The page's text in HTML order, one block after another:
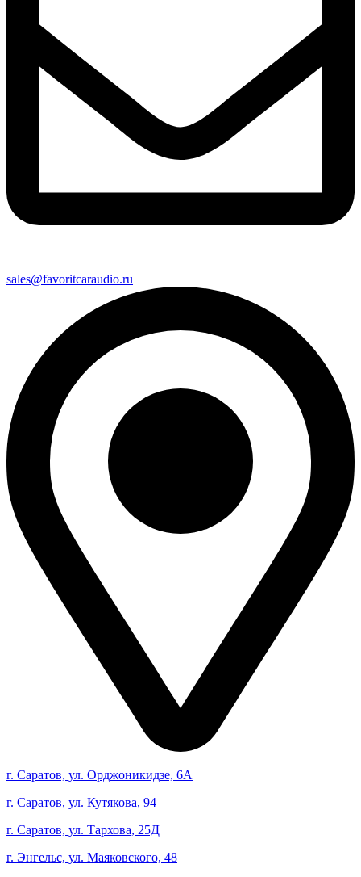
sales@favoritcaraudio.ru
г. Саратов, ул. Орджоникидзе, 6А
г. Саратов, ул. Кутякова, 94
г. Саратов, ул. Тархова, 25Д
г. Энгельс, ул. Маяковского, 48